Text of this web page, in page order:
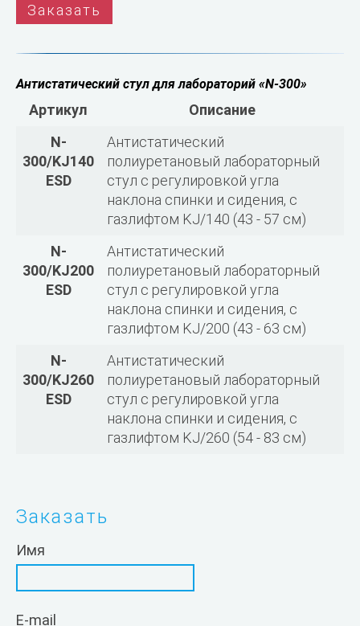
Заказать
Антистатический стул для лабораторий «N-300»
Артикул
Описание
N-
300/KJ140
ESD
Антистатический
полиуретановый лабораторный
стул с регулировкой угла
наклона спинки и сидения, с
газлифтом KJ/140 (43 - 57 см)
N-
300/KJ200
ESD
Антистатический
полиуретановый лабораторный
стул с регулировкой угла
наклона спинки и сидения, с
газлифтом KJ/200 (43 - 63 см)
N-
300/KJ260
ESD
Антистатический
полиуретановый лабораторный
стул с регулировкой угла
наклона спинки и сидения, с
газлифтом KJ/260 (54 - 83 см)
Заказать
Имя
E-mail